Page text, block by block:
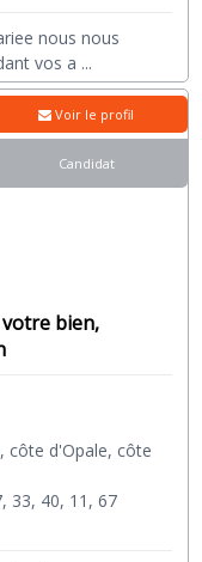
nous nous
vos a ...
bien,
côte d'Opale, côte
33, 40, 11, 67
Voir le profil
Candidat